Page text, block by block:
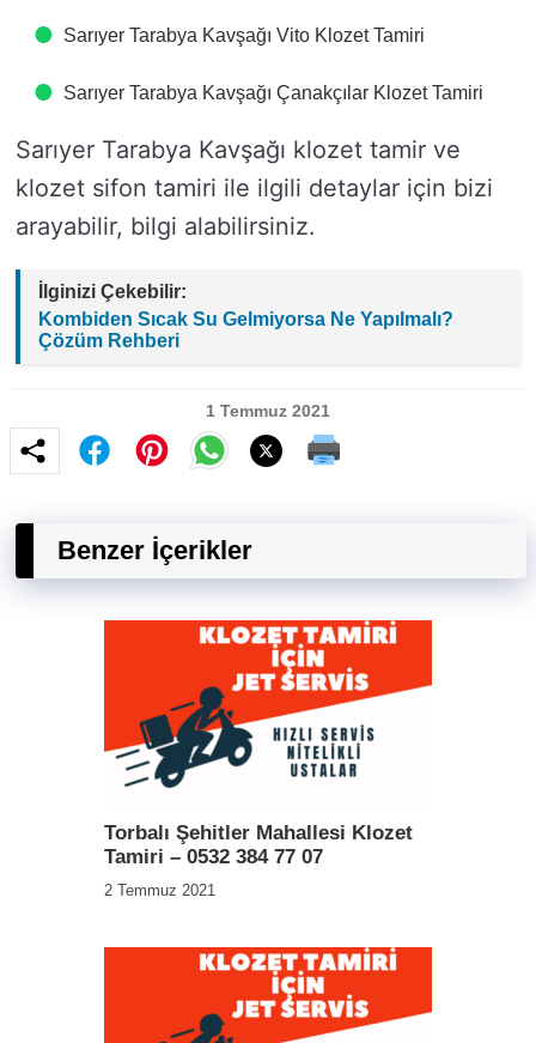
Sarıyer Tarabya Kavşağı Vito Klozet Tamiri
Sarıyer Tarabya Kavşağı Çanakçılar Klozet Tamiri
Sarıyer Tarabya Kavşağı klozet tamir ve
klozet sifon tamiri ile ilgili detaylar için bizi
arayabilir, bilgi alabilirsiniz.
İlginizi Çekebilir:
Kombiden Sıcak Su Gelmiyorsa Ne Yapılmalı?
Çözüm Rehberi
1 Temmuz 2021
Benzer İçerikler
Torbalı Şehitler Mahallesi Klozet
Tamiri – 0532 384 77 07
2 Temmuz 2021